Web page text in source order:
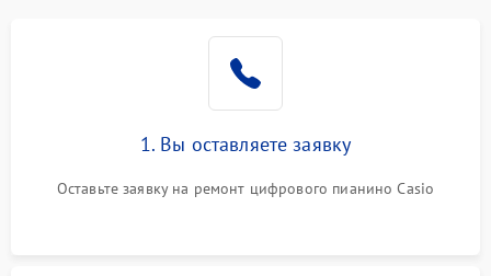
1. Вы оставляете заявку
Оставьте заявку на ремонт цифрового пианино Casio